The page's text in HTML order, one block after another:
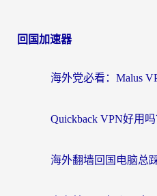
回国加速器